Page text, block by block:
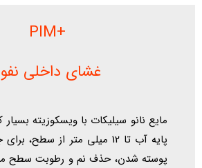
+PIM
غشای داخلی
مایع نانو سیلیکات با ویسکوزیته
پایه آب تا 12 میلی متر از
پوسته شدن، حذف نم و رطوبت سطح